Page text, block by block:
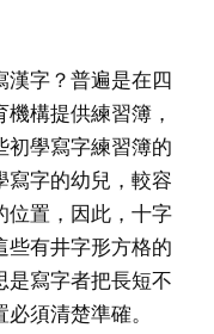
漢字？普遍是在四
構提供練習簿，
初學寫字練習簿的
寫字的幼兒，較容
位置，因此，十字
些有井字形方格的
是寫字者把長短不
須清楚準確。